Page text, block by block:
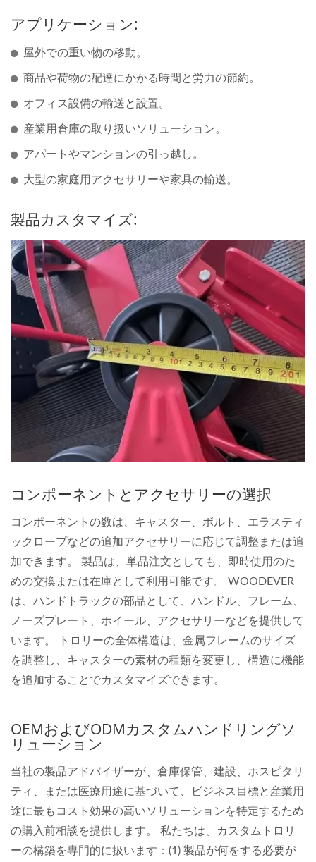
アプリケーション:
屋外での重い物の移動。
商品や荷物の配達にかかる時間と労力の節約。
オフィス設備の輸送と設置。
産業用倉庫の取り扱いソリューション。
アパートやマンションの引っ越し。
大型の家庭用アクセサリーや家具の輸送。
製品カスタマイズ:
コンポーネントとアクセサリーの選択
コンポーネントの数は、キャスター、ボルト、エラスティ
ックロープなどの追加アクセサリーに応じて調整または追
加できます。 製品は、単品注文としても、即時使用のた
めの交換または在庫として利用可能です。 WOODEVER
は、ハンドトラックの部品として、ハンドル、フレーム、
ノーズプレート、ホイール、アクセサリーなどを提供して
います。 トロリーの全体構造は、金属フレームのサイズ
を調整し、キャスターの素材の種類を変更し、構造に機能
を追加することでカスタマイズできます。
OEMおよびODMカスタムハンドリングソ
リューション
当社の製品アドバイザーが、倉庫保管、建設、ホスピタリ
ティ、または医療用途に基づいて、ビジネス目標と産業用
途に最もコスト効果の高いソリューションを特定するため
の購入前相談を提供します。 私たちは、カスタムトロリ
ーの構築を専門的に扱います：(1) 製品が何をする必要が